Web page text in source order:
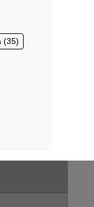
(35)